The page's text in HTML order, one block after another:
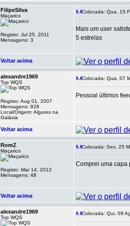
FilipeSilva
Maçarico
Registo: Jul 25, 2011
Mensagens: 3
Colocada: Qua, 15
Mais um user
5 estrelas
Voltar acima
alexandre1969
Top WQS
Registo: Aug 01, 2007
Mensagens: 828
Local/Origem: Algures na
Galáxia
Colocada: Qua, 07
Pessoal últimos
Voltar acima
RomZ
Maçarico
Registo: Mar 14, 2012
Mensagens: 48
Colocada: Sex, 25
Comprei uma capa
Voltar acima
alexandre1969
Top WQS
Colocada: Qui, 09